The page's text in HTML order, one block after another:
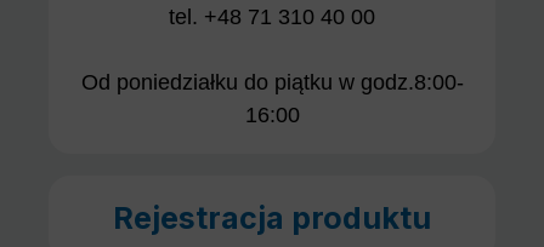
tel. +48 71 310 40 00
Od poniedziałku do piątku w godz.8:00-
16:00
Rejestracja produktu